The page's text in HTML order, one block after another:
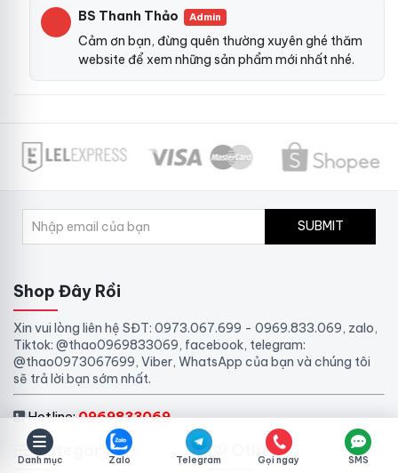
BS Thanh Thảo Admin
Cảm ơn bạn, đừng quên thường xuyên ghé thăm
website để xem những sản phẩm mới nhất nhé.
SUBMIT
Shop Đây Rồi
Xin vui lòng liên hệ SĐT: 0973.067.699 - 0969.833.069, zalo,
Tiktok: @thao0969833069, facebook, telegram:
@thao0973067699, Viber, WhatsApp của bạn và chúng tôi
sẽ trả lời bạn sớm nhất.
Hotline:0969833069
Category Other
Danh mục Zalo Telegram Gọi ngay SMS